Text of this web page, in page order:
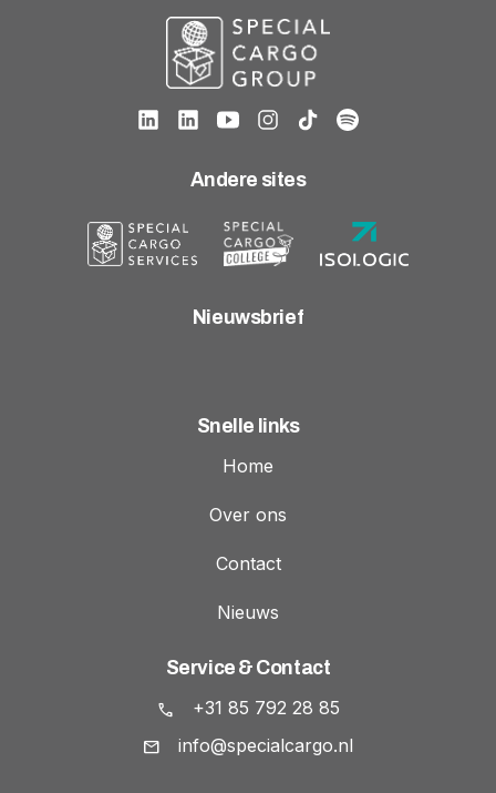
Andere sites
Nieuwsbrief
Snelle links
Home
Over ons
Contact
Nieuws
Service & Contact
+31 85 792 28 85
info@specialcargo.nl